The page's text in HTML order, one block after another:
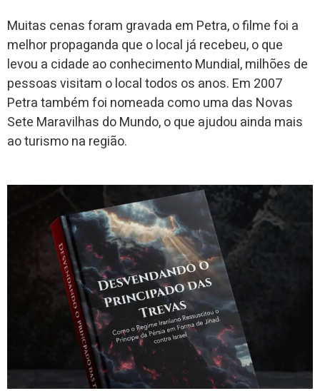
Muitas cenas foram gravada em Petra, o filme foi a
melhor propaganda que o local já recebeu, o que
levou a cidade ao conhecimento Mundial, milhões de
pessoas visitam o local todos os anos. Em 2007
Petra também foi nomeada como uma das Novas
Sete Maravilhas do Mundo, o que ajudou ainda mais
ao turismo na região.